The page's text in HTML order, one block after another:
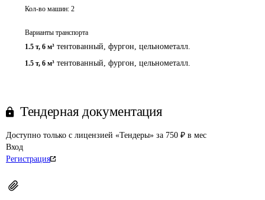
Кол-во машин: 2
Варианты транспорта
1.5 т, 6 м³ тентованный, фургон, цельнометалл.
1.5 т, 6 м³ тентованный, фургон, цельнометалл.
Тендерная документация
Доступно только с лицензией «Тендеры» за 750 ₽ в мес
Вход
Регистрация